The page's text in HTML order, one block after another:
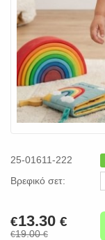
25-01611-222
Βρεφικό σετ:
€13.30 €
€19.00€